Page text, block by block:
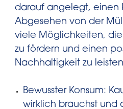
darauf angelegt, einen
Abgesehen von der
viele Möglichkeiten, die
zu fördern und einen
Nachhaltigkeit zu
Bewusster Konsum:
wirklich brauchst und